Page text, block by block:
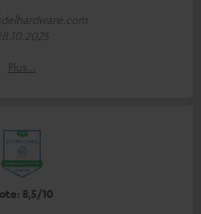
28.10.2025
Plus…
8,5/10